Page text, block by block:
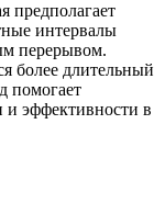
предполагает
интервалы
перерывом.
более длительный
помогает
и эффективности в